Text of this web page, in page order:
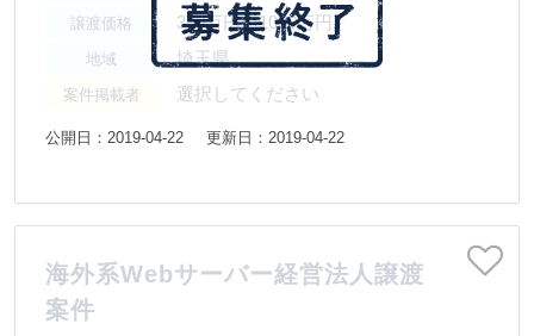
譲渡価格 300万円〜1000万円
地域 埼玉県
案件掲載者 選択してください
公開日：2019-04-22 更新日：2019-04-22
海外系Webサーバー経営法人譲渡
案件